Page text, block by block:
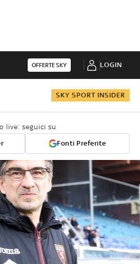
OFFERTE SKY LOGIN
SKY SPORT INSIDER
live: seguici su
Fonti Preferite